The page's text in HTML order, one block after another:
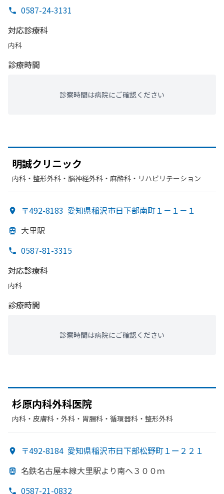
0587-24-3131
対応診療科
内科
診療時間
診察時間は病院にご確認ください
明誠クリニック
内科・​整形外科・​脳神経外科・​麻酔科・​リハビリテーション
〒492-8183 愛知県稲沢市日下部南町１－１－１
大里駅
0587-81-3315
対応診療科
内科
診療時間
診察時間は病院にご確認ください
杉原内科外科医院
内科・​皮膚科・​外科・​胃腸科・​循環器科・​整形外科
〒492-8184 愛知県稲沢市日下部松野町１ー２２１
名鉄名古屋本線大里駅より南へ３００ｍ
0587-21-0832